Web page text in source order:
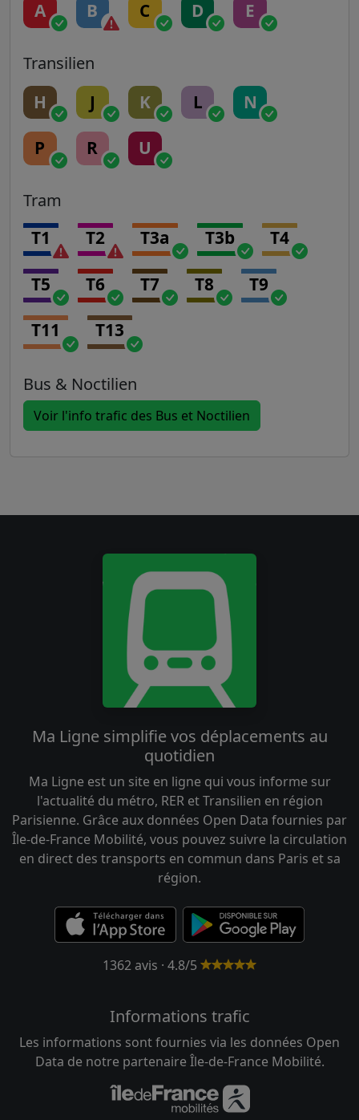
A B C D E
Transilien
H J K L N
P R U
Tram
T1 T2 T3a T3b T4
T5 T6 T7 T8 T9
T11 T13
Bus & Noctilien
Voir l'info trafic des Bus et Noctilien
Ma Ligne simplifie vos déplacements au
quotidien
Ma Ligne est un site en ligne qui vous informe sur
l'actualité du métro, RER et Transilien en région
Parisienne. Grâce aux données Open Data fournies par
Île-de-France Mobilité, vous pouvez suivre la circulation
en direct des transports en commun dans Paris et sa
région.
1362 avis · 4.8/5
Informations trafic
Les informations sont fournies via les données Open
Data de notre partenaire Île-de-France Mobilité.